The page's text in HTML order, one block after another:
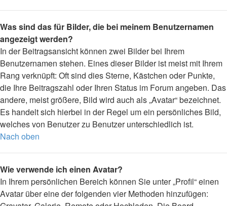
Was sind das für Bilder, die bei meinem Benutzernamen
angezeigt werden?
In der Beitragsansicht können zwei Bilder bei Ihrem
Benutzernamen stehen. Eines dieser Bilder ist meist mit Ihrem
Rang verknüpft: Oft sind dies Sterne, Kästchen oder Punkte,
die Ihre Beitragszahl oder Ihren Status im Forum angeben. Das
andere, meist größere, Bild wird auch als „Avatar“ bezeichnet.
Es handelt sich hierbei in der Regel um ein persönliches Bild,
welches von Benutzer zu Benutzer unterschiedlich ist.
Nach oben
Wie verwende ich einen Avatar?
In Ihrem persönlichen Bereich können Sie unter „Profil“ einen
Avatar über eine der folgenden vier Methoden hinzufügen: